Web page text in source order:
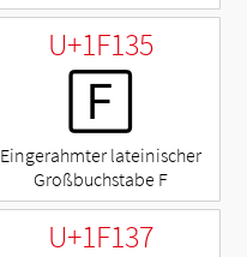
U+1F135
🄵
Eingerahmter lateinischer
Großbuchstabe F
U+1F137